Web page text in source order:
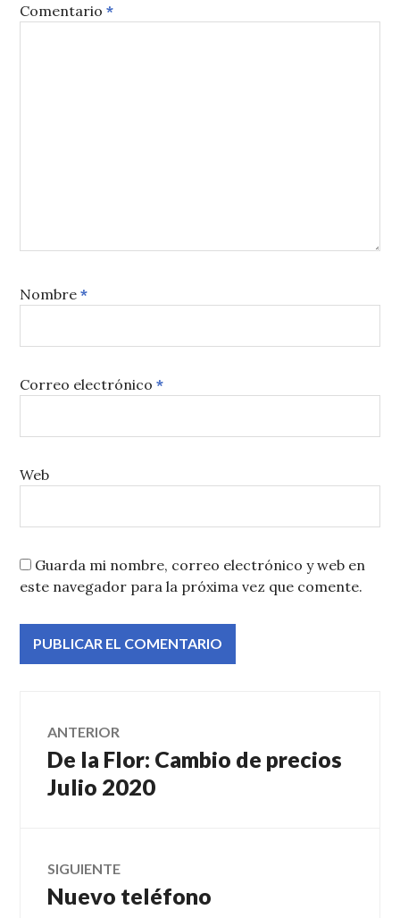
Comentario*
Nombre*
Correo electrónico*
Web
Guarda mi nombre, correo electrónico y web en
este navegador para la próxima vez que comente.
Navegación
de
ANTERIOR
Entrada
anterior:
De la Flor: Cambio de precios
Julio 2020
SIGUIENTE
Entrada
Nuevo teléfono